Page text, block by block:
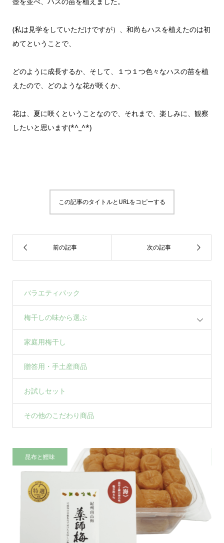
(私は見学をしていただけですが）、和尚もハスを植えたのは初
めてということで、
どのように成長するか、そして、１つ１つ色々なハスの苗を植
えたので、どのような花が咲くか、
花は、夏に咲くということなので、それまで、楽しみに、観察
したいと思います(*^_^*)
この記事のタイトルとURLをコピーする
バラエティパック
梅干しの味から選ぶ
家庭用梅干し
贈答用・手土産商品
お試しセット
その他のこだわり商品
昆布と鰹味